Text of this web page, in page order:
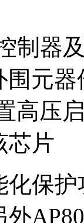
制器
围元
高压
芯片
保